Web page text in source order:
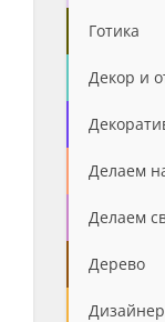
Готика
Декор и
Делаем
Делаем
Дерево